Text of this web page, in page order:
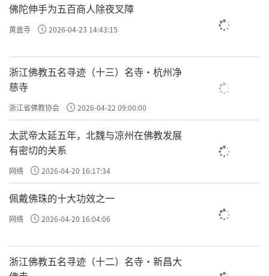
布置的过程其实就是一个前行，一旦开始持咒、
了，禅定的力量生起来了，你就可以达到心安。
佛陀伸手为五百商人除夜叉障
黄盖寺 2026-04-23 14:43:15
浙江佛教五名寻迹（十三）名寺·杭州净
慈寺
浙江省佛教协会 2026-04-22 09:00:00
太武帝太延五年，北魏与凉州在佛教发展
有密切的关系
网络 2026-04-20 16:17:34
佩戴佛珠的十大功效之一
网络 2026-04-20 16:04:06
浙江佛教五名寻迹（十二）名寺·新昌大